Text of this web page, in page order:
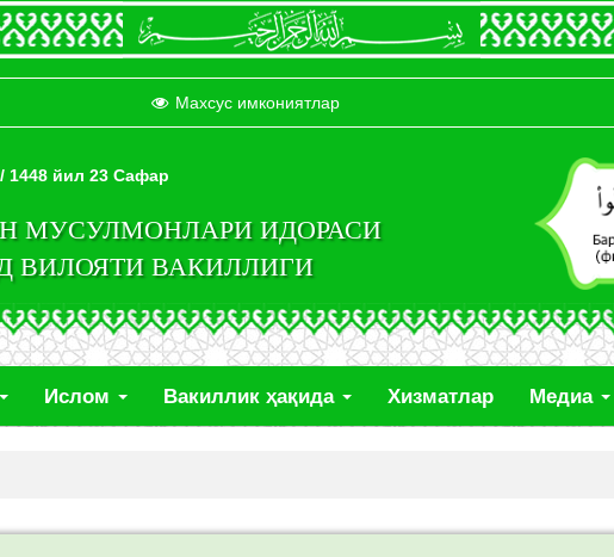
Махсус имкониятлар
1448 йил 23 Сафар
МУСУЛМОНЛАРИ ИДОРАСИ
ВИЛОЯТИ ВАКИЛЛИГИ
Ислом Вакиллик ҳақида Хизматлар Медиа